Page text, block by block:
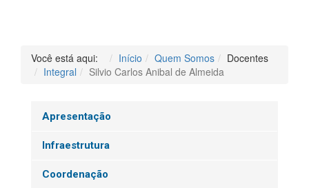
Você está aqui: Início Quem Somos
Docentes
Integral
Silvio Carlos Anibal de Almeida
Apresentação
Infraestrutura
Coordenação